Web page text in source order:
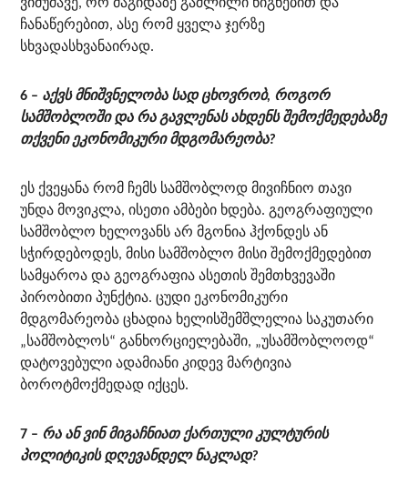
ვიმუშავე, ორ მაგიდაზე გაშლილი წიგნებით და
ჩანაწერებით, ასე რომ ყველა ჯერზე
სხვადასხვანაირად.
6 – აქვს მნიშვნელობა სად ცხოვრობ, როგორ
სამშობლოში და რა გავლენას ახდენს შემოქმედებაზე
თქვენი ეკონომიკური მდგომარეობა?
ეს ქვეყანა რომ ჩემს სამშობლოდ მივიჩნიო თავი
უნდა მოვიკლა, ისეთი ამბები ხდება. გეოგრაფიული
სამშობლო ხელოვანს არ მგონია ჰქონდეს ან
სჭირდებოდეს, მისი სამშობლო მისი შემოქმედებით
სამყაროა და გეოგრაფია ასეთის შემთხვევაში
პირობითი პუნქტია. ცუდი ეკონომიკური
მდგომარეობა ცხადია ხელისშემშლელია საკუთარი
„სამშობლოს“ განხორციელებაში, „უსამშობლოოდ“
დატოვებული ადამიანი კიდევ მარტივია
ბოროტმოქმედად იქცეს.
7 – რა ან ვინ მიგაჩნიათ ქართული კულტურის
პოლიტიკის დღევანდელ ნაკლად?